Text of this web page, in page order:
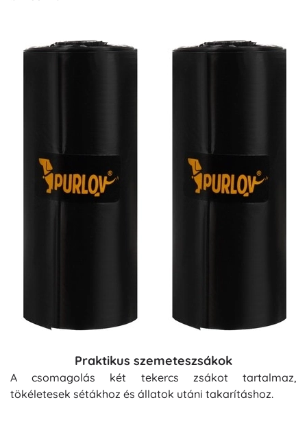
Praktikus szemeteszsákok
A csomagolás két tekercs zsákot tartalmaz,
tökéletesek sétákhoz és állatok utáni takarításhoz.